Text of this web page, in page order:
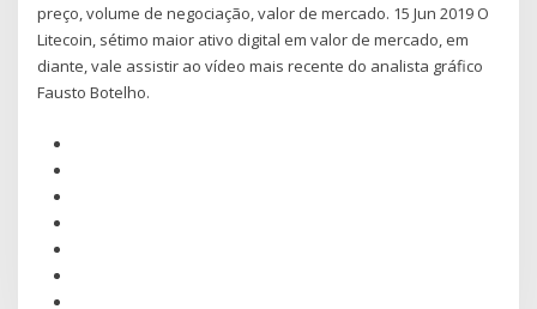
preço, volume de negociação, valor de mercado. 15 Jun 2019 O
Litecoin, sétimo maior ativo digital em valor de mercado, em
diante, vale assistir ao vídeo mais recente do analista gráfico
Fausto Botelho.